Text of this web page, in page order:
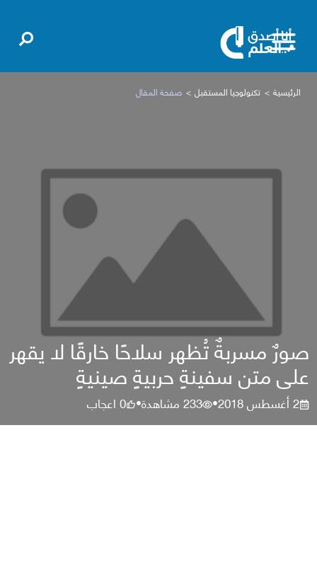
الرئيسية تكنولوجيا المستقبل صفحة المقال
صورٌ مسربةٌ تُظهر سلاحًا خارقًا لا يقهر
على متن سفينةٍ حربيةٍ صينيةٍ
2 أغسطس 2018 •
233مشاهدة•
0اعجاب